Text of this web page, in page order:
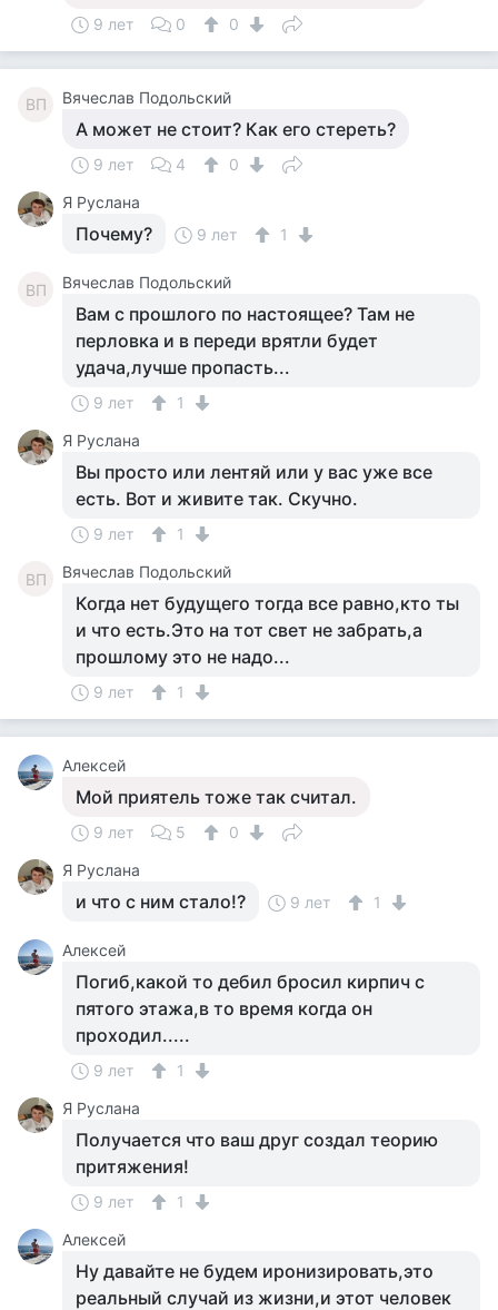
9 лет 0 0
ВП Вячеслав Подольский
А может не стоит? Как его стереть?
9 лет 4
0
Я Руслана
Почему? 9 лет 1
ВП Вячеслав Подольский
Вам с прошлого по настоящее? Там не
перловка и в переди врятли будет
удача,лучше пропасть...
9 лет
1
Я Руслана
Вы просто или лентяй или у вас уже все
есть. Вот и живите так. Скучно.
9 лет 1
ВП Вячеслав Подольский
Когда нет будущего тогда все равно,кто ты
и что есть.Это на тот свет не забрать,а
прошлому это не надо...
9 лет 1
Алексей
Мой приятель тоже так считал.
9 лет 5
0
Я Руслана
и что с ним стало!? 9 лет 1
Алексей
Погиб,какой то дебил бросил кирпич с
пятого этажа,в то время когда он
проходил.....
9 лет
1
Я Руслана
Получается что ваш друг создал теорию
притяжения!
9 лет
1
Алексей
Ну давайте не будем иронизировать,это
реальный случай из жизни,и этот человек